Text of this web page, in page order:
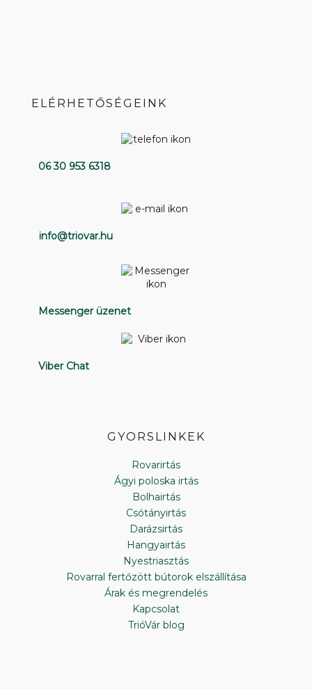
ELÉRHETŐSÉGEINK
06 30 953 6318
info@triovar.hu
Messenger üzenet
Viber Chat
GYORSLINKEK
Rovarirtás
Ágyi poloska irtás
Bolhairtás
Csótányirtás
Darázsirtás
Hangyairtás
Nyestriasztás
Rovarral fertőzött bútorok elszállítása
Árak és megrendelés
Kapcsolat
TrióVár blog